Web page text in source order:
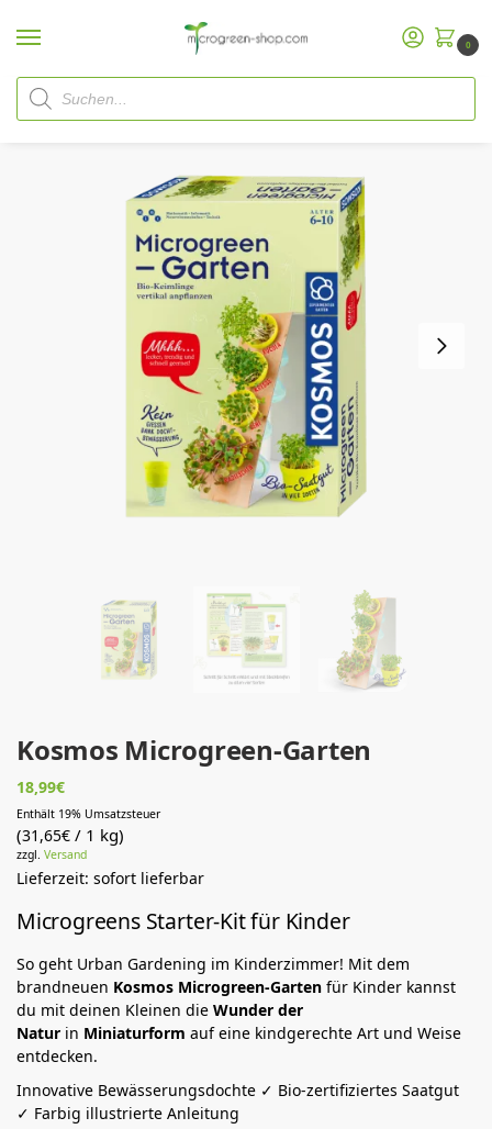
0
Start Microgreen Shop
Kosmos Microgreen-Garten
18,99€
Enthält 19% Umsatzsteuer
(31,65€ / 1 kg)
zzgl. Versand
Lieferzeit: sofort lieferbar
Microgreens Starter-Kit für Kinder
So geht Urban Gardening im Kinderzimmer! Mit dem
brandneuen Kosmos Microgreen-Garten für Kinder kannst
du mit deinen Kleinen die Wunder der
Natur in Miniaturform auf eine kindgerechte Art und Weise
entdecken.
Innovative Bewässerungsdochte ✓ Bio-zertifiziertes Saatgut
✓ Farbig illustrierte Anleitung